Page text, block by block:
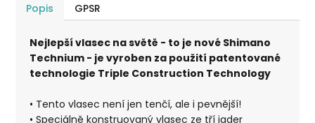
Popis GPSR
Nejlepší vlasec na světě - to je nové Shimano
Technium - je vyroben za použití patentované
technologie Triple Construction Technology
• Tento vlasec není jen tenčí, ale i pevnější!
• Speciálně konstruovaný vlasec ze tří jader